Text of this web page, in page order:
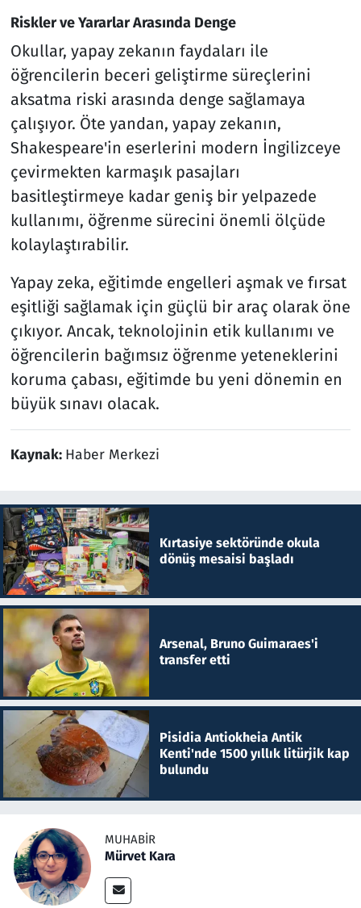
Riskler ve Yararlar Arasında Denge
Okullar, yapay zekanın faydaları ile
öğrencilerin beceri geliştirme süreçlerini
aksatma riski arasında denge sağlamaya
çalışıyor. Öte yandan, yapay zekanın,
Shakespeare'in eserlerini modern İngilizceye
çevirmekten karmaşık pasajları
basitleştirmeye kadar geniş bir yelpazede
kullanımı, öğrenme sürecini önemli ölçüde
kolaylaştırabilir.
Yapay zeka, eğitimde engelleri aşmak ve fırsat
eşitliği sağlamak için güçlü bir araç olarak öne
çıkıyor. Ancak, teknolojinin etik kullanımı ve
öğrencilerin bağımsız öğrenme yeteneklerini
koruma çabası, eğitimde bu yeni dönemin en
büyük sınavı olacak.
Kaynak: Haber Merkezi
Kırtasiye sektöründe okula
dönüş mesaisi başladı
Arsenal, Bruno Guimaraes'i
transfer etti
Pisidia Antiokheia Antik
Kenti'nde 1500 yıllık litürjik kap
bulundu
MUHABIR
Mürvet Kara